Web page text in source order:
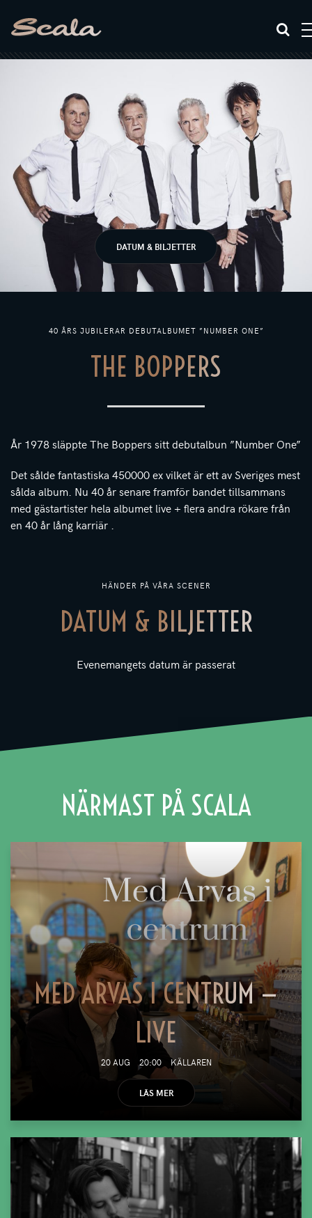
DATUM & BILJETTER
HÄNDER PÅ VÅRA SCENER
DATUM & BILJETTER
Evenemangets datum är passerat
40 ÅRS JUBILERAR DEBUTALBUMET ”NUMBER ONE”
THE BOPPERS
År 1978 släppte The Boppers sitt debutalbun ”Number One”
Det sålde fantastiska 450000 ex vilket är ett av Sveriges mest
sålda album. Nu 40 år senare framför bandet tillsammans
med gästartister hela albumet live + flera andra rökare från
en 40 år lång karriär .
NÄRMAST PÅ SCALA
MED ARVAS I CENTRUM —
LIVE
20 AUG 20:00 KÄLLAREN
LÄS MER